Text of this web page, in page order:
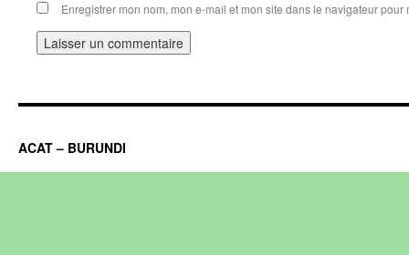
Enregistrer mon nom, mon e-mail et mon site dans le navigateur
ACAT – BURUNDI